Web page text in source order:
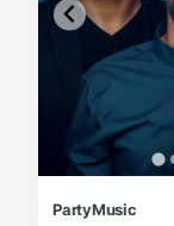
PartyMusic